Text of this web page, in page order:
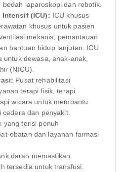
bedah laparoskopi dan robotik.
Intensif (ICU): ICU khusus
khusus untuk pasien
mekanis, pemantauan
bantuan hidup lanjutan. ICU
untuk dewasa, anak-anak,
(NICU).
Pusat rehabilitasi
terapi fisik, terapi
wicara untuk membantu
cedera dan penyakit.
yang terisi penuh
obatan dan layanan farmasi
darah memastikan
tersedia untuk transfusi.